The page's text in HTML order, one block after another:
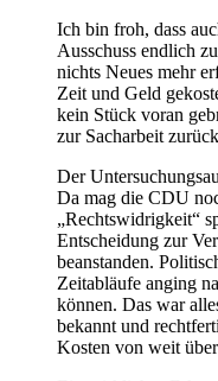
Ich bin froh, dass
Ausschuss endlich
nichts Neues mehr
Zeit und Geld
kein Stück voran
zur Sacharbeit
Der
Da mag die CDU
„Rechtswidrigkeit“
Entscheidung zur
beanstanden.
Zeitabläufe anging
können. Das war
bekannt und
Kosten von weit